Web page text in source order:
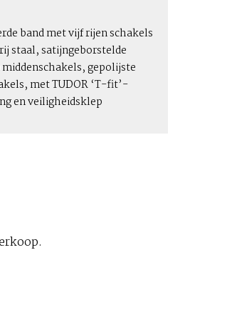
band met vijf rijen schakels
staal, satijngeborstelde
gepolijste
met TUDOR ‘T-fit’-
en veiligheidsklep